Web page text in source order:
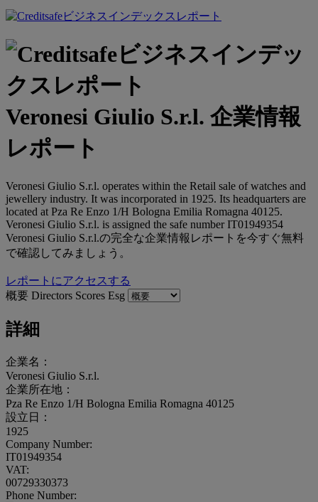
Veronesi Giulio S.r.l. 企業情報
レポート
Veronesi Giulio S.r.l. operates within the Retail sale of watches and
jewellery industry. It was incorporated in 1925. Its headquarters are
located at Pza Re Enzo 1/H Bologna Emilia Romagna 40125.
Veronesi Giulio S.r.l. is assigned the safe number IT01949354
Veronesi Giulio S.r.l.の完全な企業情報レポートを今すぐ無料
で確認してみましょう。
レポートにアクセスする
概要 Directors Scores Esg
詳細
企業名：
Veronesi Giulio S.r.l.
企業所在地：
Pza Re Enzo 1/H Bologna Emilia Romagna 40125
設立日：
1925
Company Number:
IT01949354
VAT:
00729330373
Phone Number: